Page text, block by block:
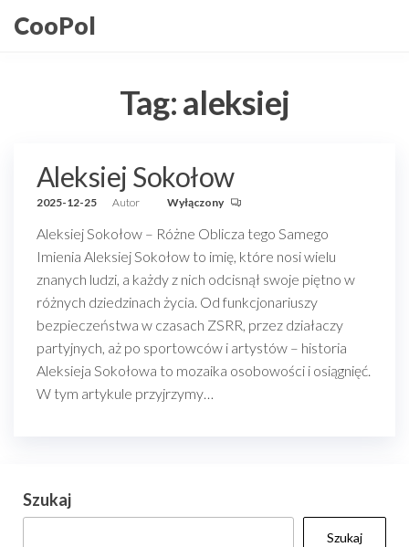
doCooPol
Tag:aleksiej
Aleksiej Sokołow
2025-12-25 Autor Wyłączony
Aleksiej Sokołow – Różne Oblicza tego Samego
Imienia Aleksiej Sokołow to imię, które nosi wielu
znanych ludzi, a każdy z nich odcisnął swoje piętno w
różnych dziedzinach życia. Od funkcjonariuszy
bezpieczeństwa w czasach ZSRR, przez działaczy
partyjnych, aż po sportowców i artystów – historia
Aleksieja Sokołowa to mozaika osobowości i osiągnięć.
W tym artykule przyjrzymy…
Szukaj
Szukaj